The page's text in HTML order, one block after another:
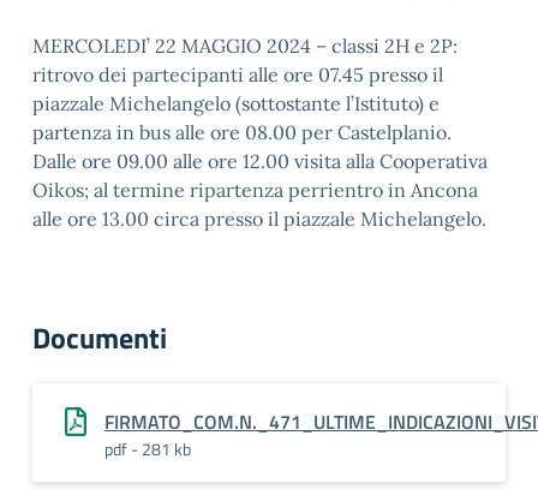
MERCOLEDI’ 22 MAGGIO 2024 – classi 2H e 2P:
ritrovo dei partecipanti alle ore 07.45 presso il
piazzale Michelangelo (sottostante l’Istituto) e
partenza in bus alle ore 08.00 per Castelplanio.
Dalle ore 09.00 alle ore 12.00 visita alla Cooperativa
Oikos; al termine ripartenza perrientro in Ancona
alle ore 13.00 circa presso il piazzale Michelangelo.
Documenti
pdf - 281 kb